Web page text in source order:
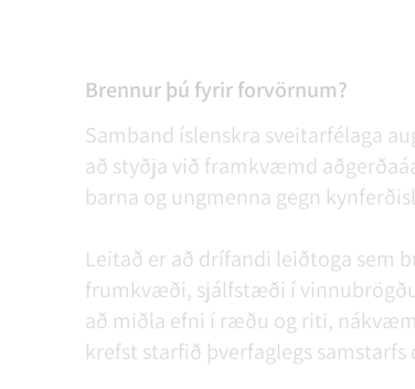
Brennur þú fyrir forvörnum?
Samband íslenskra sveitarfélaga
að styðja við framkvæmd
barna og ungmenna gegn
Leitað er að drífandi leiðtoga sem
frumkvæði, sjálfstæði í
að miðla efni í ræðu og riti,
krefst starfið þverfaglegs samstarfs